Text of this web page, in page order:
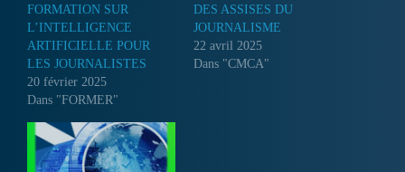
FORMATION SUR
L’INTELLIGENCE
ARTIFICIELLE POUR
LES JOURNALISTES
20 février 2025
Dans "FORMER"
DES ASSISES DU
JOURNALISME
22 avril 2025
Dans "CMCA"